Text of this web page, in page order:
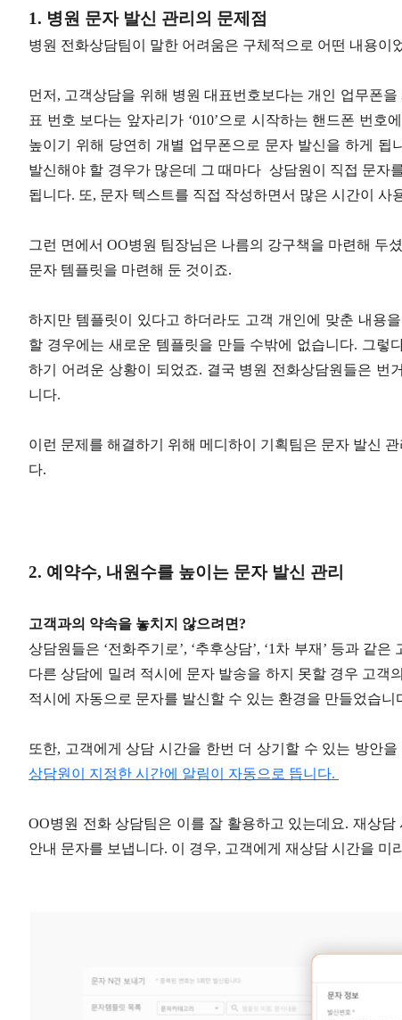
1. 병원 문자 발신 관리의 문제점
병원 전화상담팀이 말한 어려움은 구체적으로 어떤 내용이
먼저, 고객상담을 위해 병원 대표번호보다는 개인 업무폰
표 번호 보다는 앞자리가 ‘010’으로 시작하는 핸드폰 번
높이기 위해 당연히 개별 업무폰으로 문자 발신을 하게 됩
발신해야 할 경우가 많은데 그 때마다 상담원이 직접 문자
됩니다. 또, 문자 텍스트를 직접 작성하면서 많은 시간이 사
그런 면에서 OO병원 팀장님은 나름의 강구책을 마련해 두
문자 템플릿을 마련해 둔 것이죠.
하지만 템플릿이 있다고 하더라도 고객 개인에 맞춘 내용
할 경우에는 새로운 템플릿을 만들 수밖에 없습니다. 그렇
하기 어려운 상황이 되었죠. 결국 병원 전화상담원들은 번
니다.
이런 문제를 해결하기 위해 메디하이 기획팀은 문자 발신
다.
2. 예약수, 내원수를 높이는 문자 발신 관리
고객과의 약속을 놓치지 않으려면?
상담원들은 ‘전화주기로’, ‘추후상담’, ‘1차 부재’ 등과 같
다른 상담에 밀려 적시에 문자 발송을 하지 못할 경우 고객
적시에 자동으로 문자를 발신할 수 있는 환경을 만들었습니
또한, 고객에게 상담 시간을 한번 더 상기할 수 있는 방안을
상담원이 지정한 시간에 알림이 자동으로 뜹니다.
OO병원 전화 상담팀은 이를 잘 활용하고 있는데요. 재상
안내 문자를 보냅니다. 이 경우, 고객에게 재상담 시간을 미